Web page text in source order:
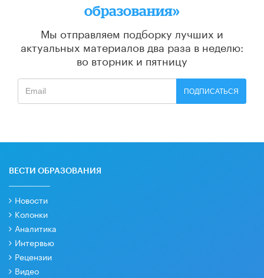
образования»
Мы отправляем подборку лучших и
актуальных материалов два раза в неделю:
во вторник и пятницу
ПОДПИСАТЬСЯ
ВЕСТИ ОБРАЗОВАНИЯ
Новости
Колонки
Аналитика
Интервью
Рецензии
Видео